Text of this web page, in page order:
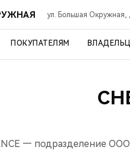
ул. Большая Окружная,
ПОКУПАТЕЛЯМ
— подразделение